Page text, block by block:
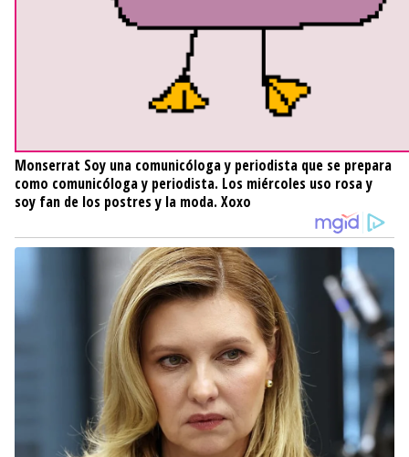
Monserrat Soy una comunicóloga y periodista que se prepara
como comunicóloga y periodista. Los miércoles uso rosa y
soy fan de los postres y la moda. Xoxo